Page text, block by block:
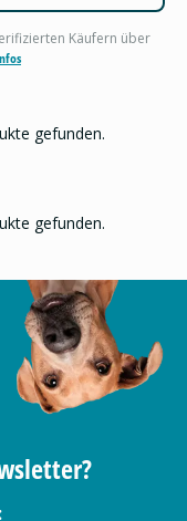
Käufern über
gefunden.
gefunden.